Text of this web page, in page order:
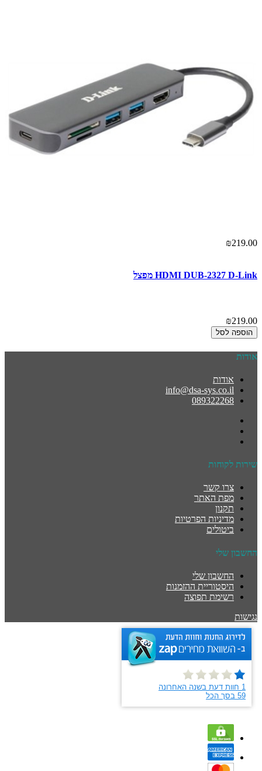
₪219.00
HDMI DUB-2327 D-Link מפצל
₪219.00
הוספה לסל
אודות
אודות
info@dsa-sys.co.il
089322268
שירות לקוחות
צרו קשר
מפת האתר
תקנון
מדיניות הפרטיות
ביטולים
החשבון שלי
החשבון שלי
היסטוריית ההזמנות
רשימת תפוצה
נגישות